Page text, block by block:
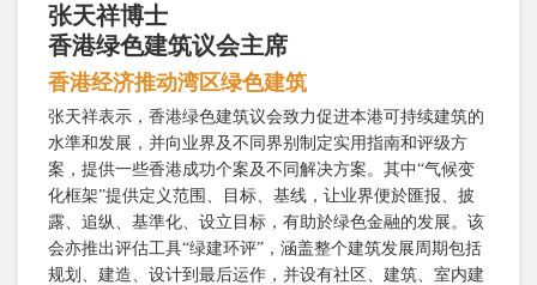
张天祥博士
香港绿色建筑议会主席
香港经济推动湾区绿色建筑
张天祥表示，香港绿色建筑议会致力促进本港可持续建筑的
水準和发展，并向业界及不同界别制定实用指南和评级方
案，提供一些香港成功个案及不同解决方案。其中“气候变
化框架”提供定义范围、目标、基线，让业界便於匯报、披
露、追纵、基準化、设立目标，有助於绿色金融的发展。该
会亦推出评估工具“绿建环评”，涵盖整个建筑发展周期包括
规划、建造、设计到最后运作，并设有社区、建筑、室内建